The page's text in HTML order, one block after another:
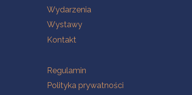
Wydarzenia
Wystawy
Kontakt
Na skróty
Regulamin
Polityka prywatności